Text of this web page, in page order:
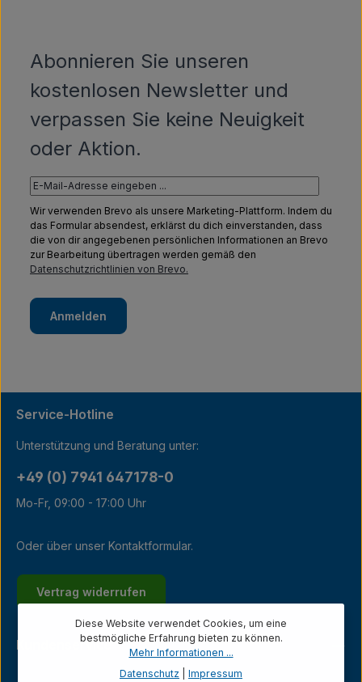
Abonnieren Sie unseren
kostenlosen Newsletter und
verpassen Sie keine Neuigkeit
oder Aktion.
Wir verwenden Brevo als unsere Marketing-Plattform. Indem du
das Formular absendest, erklärst du dich einverstanden, dass
die von dir angegebenen persönlichen Informationen an Brevo
zur Bearbeitung übertragen werden gemäß den
Datenschutzrichtlinien von Brevo.
Anmelden
Service-Hotline
Unterstützung und Beratung unter:
+49 (0) 7941 647178-0
Mo-Fr, 09:00 - 17:00 Uhr
Oder über unser Kontaktformular.
Vertrag widerrufen
Kundenservice
Diese Website verwendet Cookies, um eine
bestmögliche Erfahrung bieten zu können.
Mehr Informationen ...
Datenschutz
Impressum